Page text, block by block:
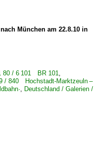
München am 22.8.10 in
80 / 6 101 BR 101,
/ 840 Hochstadt-Marktzeuln –
, Deutschland / Galerien /